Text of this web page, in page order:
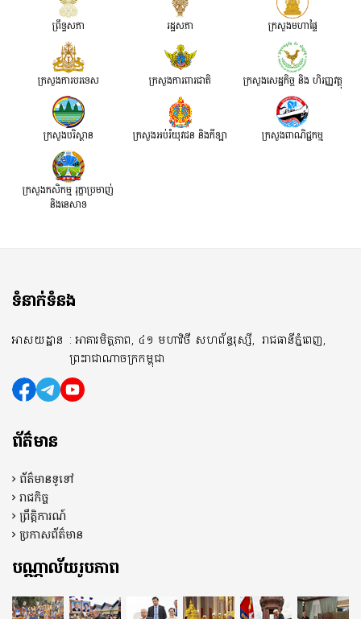
ព្រឹទ្ធសភា រដ្ឋសភា ក្រសួងមហាផ្ទៃ
ក្រសួងការបរទេស ក្រសួងការពារជាតិ ក្រសួង​សេដ្ឋកិច្ច និង ហិរញ្ញវត្ថុ
ក្រសួងបរិស្ថាន ក្រសួងអប់រំយុវជន និងកីឡា ក្រសួងពាណិជ្ជកម្ម
ក្រសួងកសិកម្ម រុក្ខាប្រមាញ់
និងនេសាទ
ទំនាក់ទំនង
អាសយដ្ឋាន : អាគារមិត្តភាព, ៤១ មហាវិថី សហព័ន្ធរុស្សី, រាជធានីភ្នំពេញ,
ព្រះរាជាណាចក្រកម្ពុជា
ព័ត៌មាន
ព័ត៌មានទូទៅ
រាជកិច្ច
ព្រឹត្តិការណ៍
ប្រកាសព័ត៌មាន
បណ្ណាល័យរូបភាព